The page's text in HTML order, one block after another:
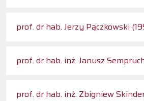
prof. dr hab. Jerzy Pączkowski
prof. dr hab. inż. Janusz
prof. dr hab. inż. Zbigniew